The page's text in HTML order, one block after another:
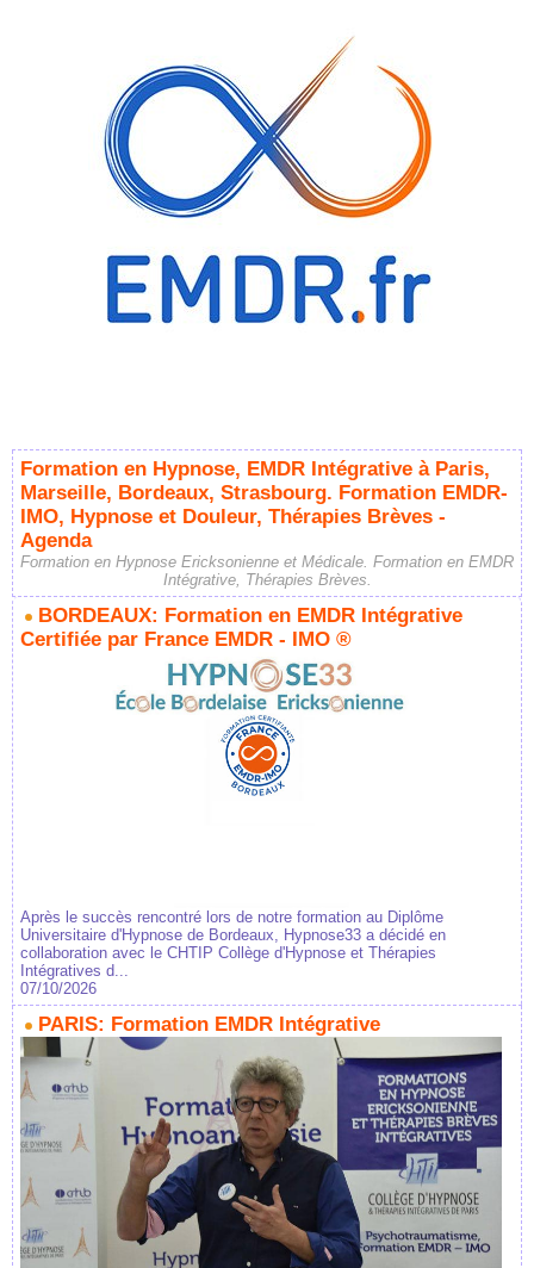
Formation en Hypnose, EMDR Intégrative à Paris,
Marseille, Bordeaux, Strasbourg. Formation EMDR-
IMO, Hypnose et Douleur, Thérapies Brèves -
Agenda
Formation en Hypnose Ericksonienne et Médicale. Formation en EMDR
Intégrative, Thérapies Brèves.
BORDEAUX: Formation en EMDR Intégrative
Certifiée par France EMDR - IMO ®
Après le succès rencontré lors de notre formation au Diplôme
Universitaire d'Hypnose de Bordeaux, Hypnose33 a décidé en
collaboration avec le CHTIP Collège d'Hypnose et Thérapies
Intégratives d...
07/10/2026
PARIS: Formation EMDR Intégrative